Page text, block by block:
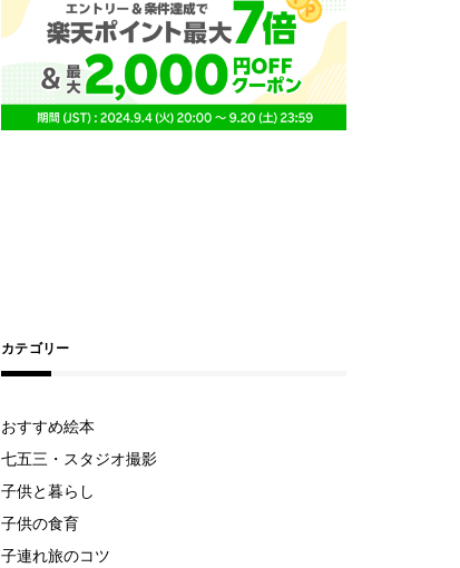
カテゴリー
おすすめ絵本
七五三・スタジオ撮影
子供と暮らし
子供の食育
子連れ旅のコツ